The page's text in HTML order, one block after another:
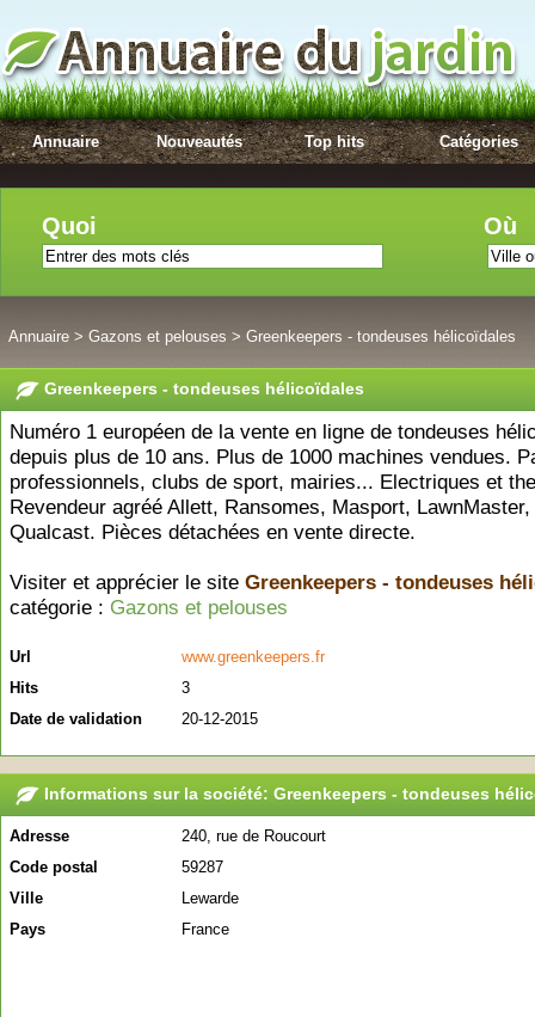
Annuaire Nouveautés Top hits Catégories
Quoi Où
Annuaire > Gazons et pelouses > Greenkeepers - tondeuses hélicoïdales
Greenkeepers - tondeuses hélicoïdales
Numéro 1 européen de la vente en ligne de tondeuses
depuis plus de 10 ans. Plus de 1000 machines vendues.
professionnels, clubs de sport, mairies... Electriques et
Revendeur agréé Allett, Ransomes, Masport,
Qualcast. Pièces détachées en vente directe.
Visiter et apprécier le site Greenkeepers - tondeuses
catégorie : Gazons et pelouses
Url
www.greenkeepers.fr
Hits
3
Date de validation
20-12-2015
Informations sur la société: Greenkeepers - tondeuses
Adresse
240, rue de Roucourt
Code postal
59287
Ville
Lewarde
Pays
France